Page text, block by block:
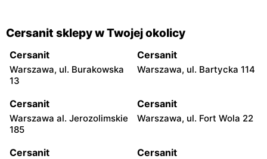
Cersanit sklepy w Twojej okolicy
Cersanit
Warszawa, ul. Burakowska
13
Cersanit
Warszawa, ul. Bartycka 114
Cersanit
Warszawa al. Jerozolimskie
185
Cersanit
Warszawa, ul. Fort Wola 22
Cersanit Cersanit